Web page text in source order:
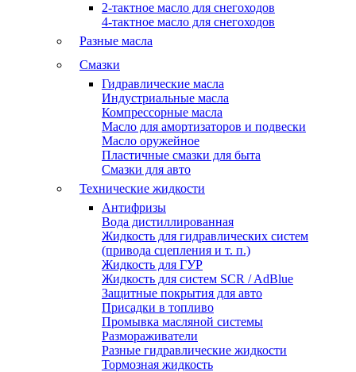
2-тактное масло для снегоходов
4-тактное масло для снегоходов
Разные масла
Смазки
Гидравлические масла
Индустриальные масла
Компрессорные масла
Масло для амортизаторов и подвески
Масло оружейное
Пластичные смазки для быта
Смазки для авто
Технические жидкости
Антифризы
Вода дистиллированная
Жидкость для гидравлических систем
(привода сцепления и т. п.)
Жидкость для ГУР
Жидкость для систем SCR / AdBlue
Защитные покрытия для авто
Присадки в топливо
Промывка масляной системы
Размораживатели
Разные гидравлические жидкости
Тормозная жидкость